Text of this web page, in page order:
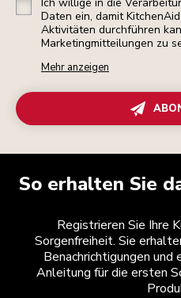
Daten ein, damit
Aktivitäten durchführen
Marketingmitteilungen zu
Mehr anzeigen
So erhalten Sie
Registrieren Sie Ihre
Sorgenfreiheit. Sie
Benachrichtigungen
Anleitung für die ersten